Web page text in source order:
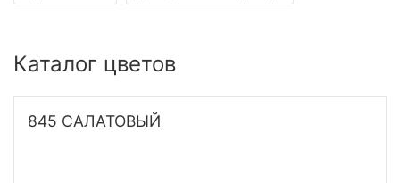
Каталог цветов
845 САЛАТОВЫЙ